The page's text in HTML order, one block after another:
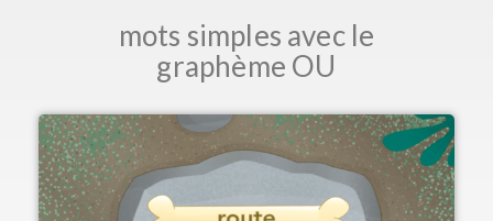
mots simples avec le
graphème OU